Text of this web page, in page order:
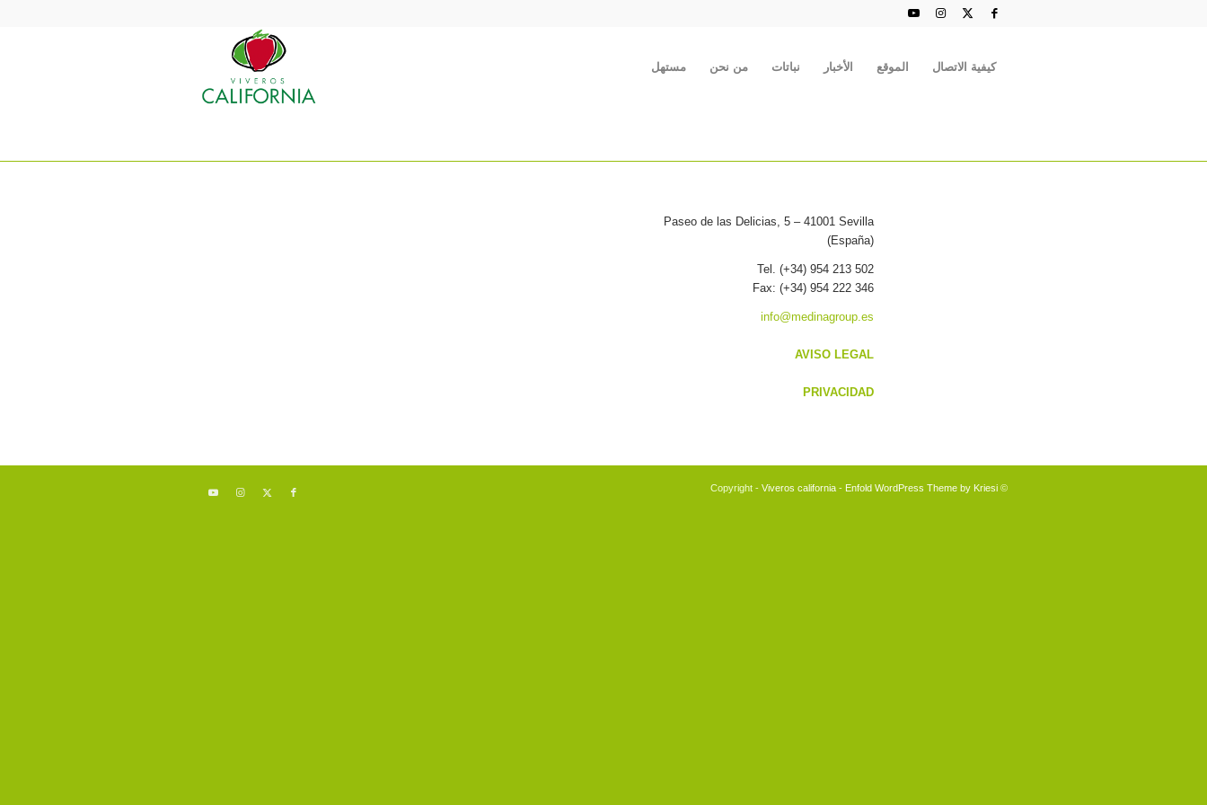
كيفية الاتصال الموقع الأخبار نباتات من نحن مستهل
Paseo de las Delicias, 5 – 41001 Sevilla
(España)
Tel. (+34) 954 213 502
Fax: (+34) 954 222 346
info@medinagroup.es
AVISO LEGAL
PRIVACIDAD
© Copyright -
Viveros california - Enfold WordPress Theme by Kriesi